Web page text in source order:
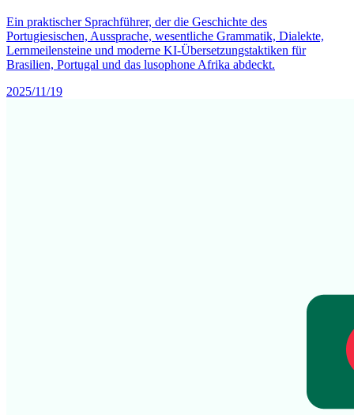
Ein praktischer Sprachführer, der die Geschichte des
Portugiesischen, Aussprache, wesentliche Grammatik, Dialekte,
Lernmeilensteine und moderne KI-Übersetzungstaktiken für
Brasilien, Portugal und das lusophone Afrika abdeckt.
2025/11/19